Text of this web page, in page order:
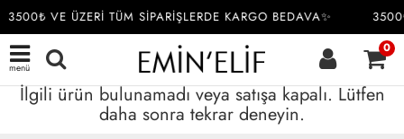
3500₺ VE ÜZERİ TÜM SİPARİŞLERDE KARGO BEDAVA✨
menü
0
İlgili ürün bulunamadı veya satışa kapalı. Lütfen
daha sonra tekrar deneyin.